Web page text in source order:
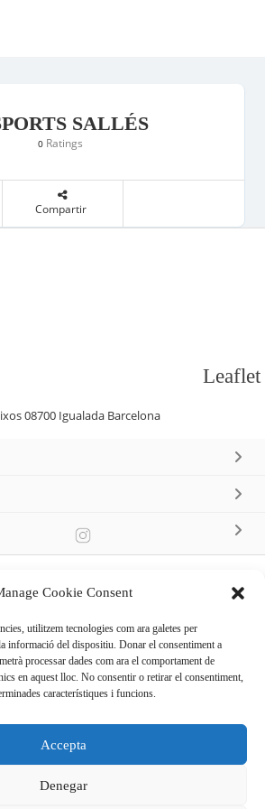
Cookie Consent
utilitzem tecnologies com ara galetes per
informació del dispositiu. Donar el consentiment a
processar dades com ara el comportament de
en aquest lloc. No consentir o retirar el consentiment,
característiques i funcions.
Accepta
Denegar
SALLÉS
0 Ratings
Compartir
Leaflet
08700 Igualada Barcelona
i pesca
matí tancat
de dilluns a dissabte:
a 13:00